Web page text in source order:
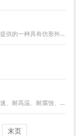
搪瓷釜盖外包不锈钢搪瓷釜盖外包不锈钢提供的一种具有仿形外包搪玻璃设备及其制造方法，主要包括罐盖和罐身，罐盖外侧具有不锈钢...
我公司生产的不锈钢反应釜具有加热迅速、耐高温、耐腐蚀、卫生、无环境污染、使用方便等特点，广泛...
末页